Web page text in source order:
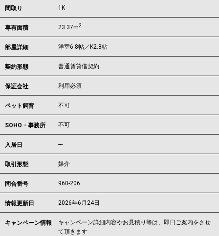
間取り 1K
専有面積 23.37m2
部屋詳細 洋室6.8帖／K2.8帖
契約形態 普通賃貸借契約
保証会社 利用必須
ペット飼育 不可
SOHO・事務所 不可
入居日 ---
取引形態 媒介
問合番号 960-206
情報更新日 2026年6月24日
キャンペーン情報
キャンペーン詳細内容やお見積り等は、即日ご案内をさせ
て頂きます